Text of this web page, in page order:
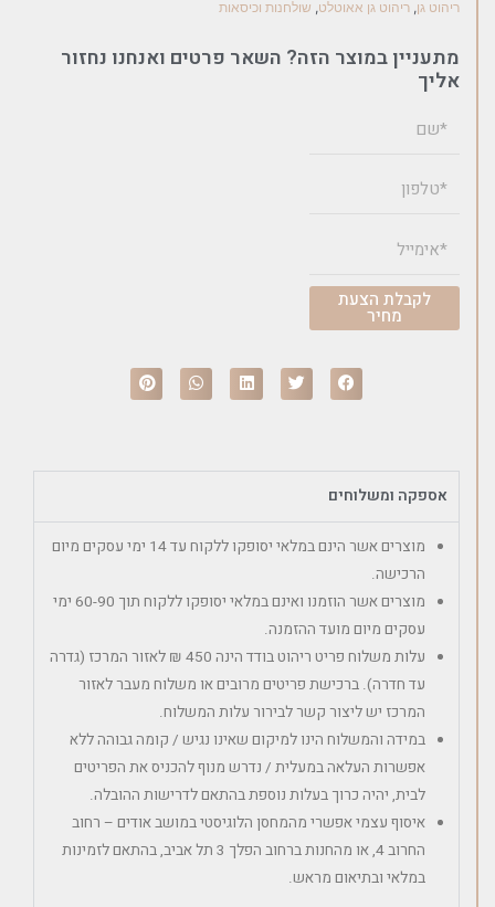
ריהוט גן, ריהוט גן אאוטלט, שולחנות וכיסאות
מתעניין במוצר הזה? השאר פרטים ואנחנו נחזור
אליך
לקבלת הצעת
מחיר
אספקה ומשלוחים
מוצרים אשר הינם במלאי יסופקו ללקוח עד 14 ימי עסקים מיום
הרכישה.
מוצרים אשר הוזמנו ואינם במלאי יסופקו ללקוח תוך 60-90 ימי
עסקים מיום מועד ההזמנה.
עלות משלוח פריט ריהוט בודד הינה 450 ₪ לאזור המרכז (גדרה
עד חדרה). ברכישת פריטים מרובים או משלוח מעבר לאזור
המרכז יש ליצור קשר לבירור עלות המשלוח.
במידה והמשלוח הינו למיקום שאינו נגיש / קומה גבוהה ללא
אפשרות העלאה במעלית / נדרש מנוף להכניס את הפריטים
לבית, יהיה כרוך בעלות נוספת בהתאם לדרישות ההובלה.
איסוף עצמי אפשרי מהמחסן הלוגיסטי במושב אודים – רחוב
החרוב 4, או מהחנות ברחוב הפלך 3 תל אביב, בהתאם לזמינות
במלאי ובתיאום מראש.